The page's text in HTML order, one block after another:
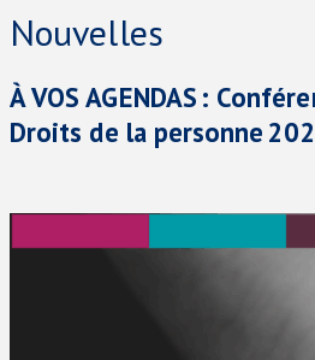
Nouvelles
À VOS AGENDAS :
Droits de la personne